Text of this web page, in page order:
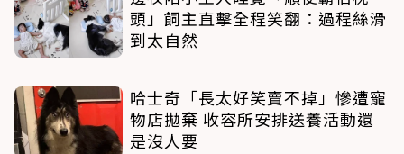
頭」飼主直擊全程笑翻：過程絲滑
到太自然
哈士奇「長太好笑賣不掉」慘遭寵
物店拋棄 收容所安排送養活動還
是沒人要